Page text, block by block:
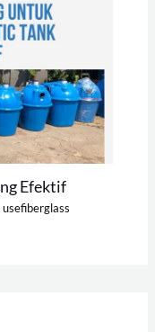
Efektif
usefiberglass